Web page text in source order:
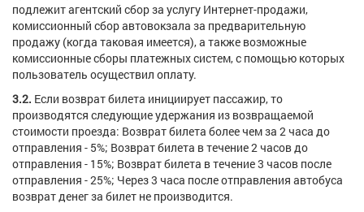
подлежит агентский сбор за услугу Интернет-продажи,
комиссионный сбор автовокзала за предварительную
продажу (когда таковая имеется), а также возможные
комиссионные сборы платежных систем, с помощью которых
пользователь осуществил оплату.
3.2. Если возврат билета инициирует пассажир, то
производятся следующие удержания из возвращаемой
стоимости проезда: Возврат билета более чем за 2 часа до
отправления - 5%; Возврат билета в течение 2 часов до
отправления - 15%; Возврат билета в течение 3 часов после
отправления - 25%; Через 3 часа после отправления автобуса
возврат денег за билет не производится.